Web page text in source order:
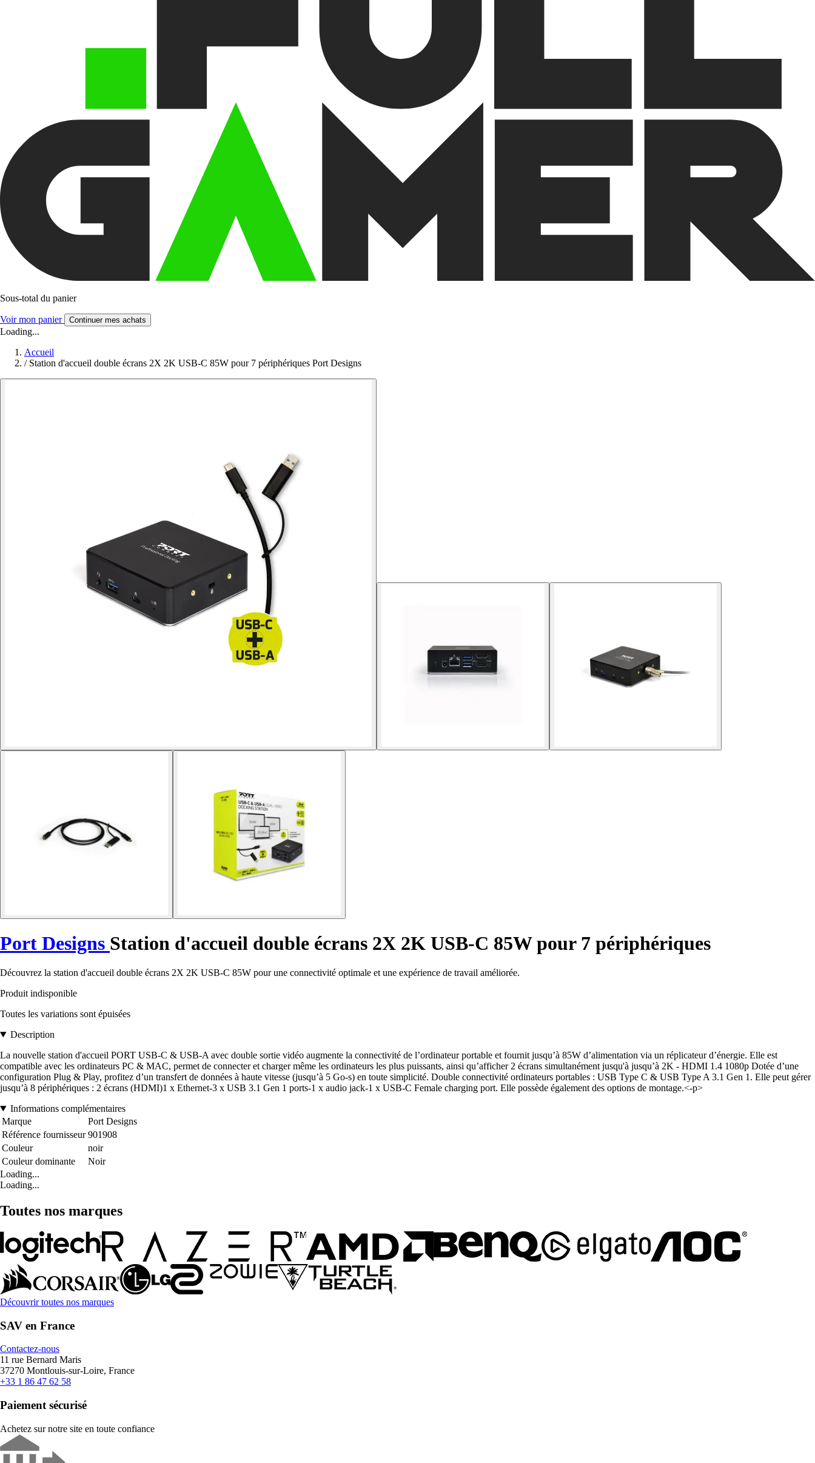
Sous-total du panier
Voir mon panier Continuer mes achats
Loading...
Accueil
/ Station d'accueil double écrans 2X 2K USB-C 85W pour 7 périphériques Port Designs
Port Designs Station d'accueil double écrans 2X 2K USB-C 85W pour 7 périphériques
Découvrez la station d'accueil double écrans 2X 2K USB-C 85W pour une connectivité optimale et une expérience de travail améliorée.
Produit indisponible
Toutes les variations sont épuisées
Description
La nouvelle station d'accueil PORT USB-C & USB-A avec double sortie vidéo augmente la connectivité de l’ordinateur portable et fournit jusqu’à 85W d’alimentation via un réplicateur d’énergie. Elle est
compatible avec les ordinateurs PC & MAC, permet de connecter et charger même les ordinateurs les plus puissants, ainsi qu’afficher 2 écrans simultanément jusqu'à jusqu’à 2K - HDMI 1.4 1080p Dotée d’une
configuration Plug & Play, profitez d’un transfert de données à haute vitesse (jusqu’à 5 Go-s) en toute simplicité. Double connectivité ordinateurs portables : USB Type C & USB Type A 3.1 Gen 1. Elle peut gérer
jusqu’à 8 périphériques : 2 écrans (HDMI)1 x Ethernet-3 x USB 3.1 Gen 1 ports-1 x audio jack-1 x USB-C Female charging port. Elle possède également des options de montage.<-p>
Informations complémentaires
Marque
Port Designs
Référence fournisseur 901908
Couleur
noir
Couleur dominante
Noir
Loading...
Loading...
Toutes nos marques
Découvrir toutes nos marques
SAV en France
Contactez-nous
11 rue Bernard Maris
37270 Montlouis-sur-Loire, France
+33 1 86 47 62 58
Paiement sécurisé
Achetez sur notre site en toute confiance